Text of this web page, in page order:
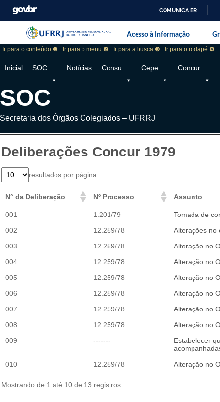
COMUNICA BR
Pular barra institucional
Barra institucional da Universidade
Acesso à Informação
Ir para o conteúdo ❶ Ir para o menu ❷ Ir para a busca ❸ Ir para o rodapé ❹
Inicial SOC Notícias Consu Cepe Concur
SOC
Secretaria dos Órgãos Colegiados – UFRRJ
Deliberações Concur 1979
resultados por página
N° da Deliberação Nº Processo Assunto
001 1.201/79
Tomada de
002
12.259/78
Alterações no
003
12.259/78
Alteração no
004
12.259/78
Alteração no
005
12.259/78
Alteração no
006
12.259/78
Alteração no
007
12.259/78
Alteração no
008
12.259/78
Alteração no
009
-------
Estabelecer
010
12.259/78 Alteração no
Mostrando de 1 até 10 de 13 registros